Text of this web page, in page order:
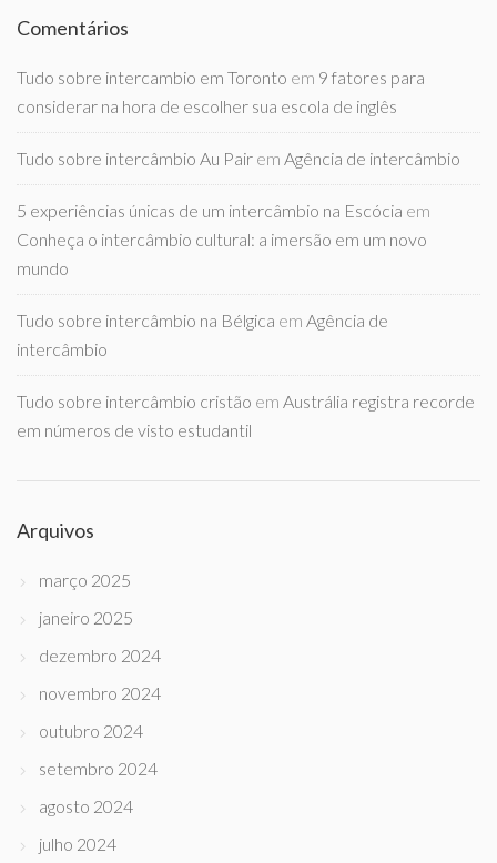
Comentários
Tudo sobre intercambio em Toronto em 9 fatores para
considerar na hora de escolher sua escola de inglês
Tudo sobre intercâmbio Au Pair em Agência de intercâmbio
5 experiências únicas de um intercâmbio na Escócia em
Conheça o intercâmbio cultural: a imersão em um novo
mundo
Tudo sobre intercâmbio na Bélgica em Agência de
intercâmbio
Tudo sobre intercâmbio cristão em Austrália registra recorde
em números de visto estudantil
Arquivos
março 2025
janeiro 2025
dezembro 2024
novembro 2024
outubro 2024
setembro 2024
agosto 2024
julho 2024